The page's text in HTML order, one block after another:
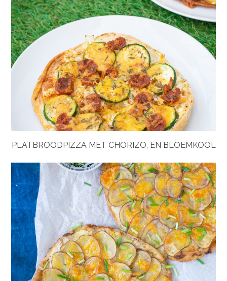
PLATBROODPIZZA MET CHORIZO, EN BLOEMKOOL